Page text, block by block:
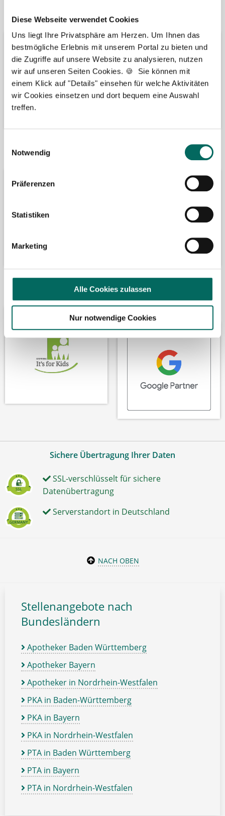
Diese Webseite verwendet Cookies
Uns liegt Ihre Privatsphäre am Herzen. Um Ihnen das
bestmögliche Erlebnis mit unserem Portal zu bieten und
die Zugriffe auf unsere Website zu analysieren, nutzen
wir auf unseren Seiten Cookies. 🍪 Sie können mit
einem Klick auf "Details" einsehen für welche Aktivitäten
wir Cookies einsetzen und dort bequem eine Auswahl
treffen.
Notwendig
Präferenzen
Statistiken
Marketing
Alle Cookies zulassen
Nur notwendige Cookies
Bäume pflanzen Kooperation mit
Wir fördern
Wir sind Google-
Partner
Sichere Übertragung Ihrer Daten
SSL-verschlüsselt für sichere
Datenübertragung
Serverstandort in Deutschland
NACH OBEN
Stellenangebote nach
Bundesländern
Apotheker Baden Württemberg
Apotheker Bayern
Apotheker in Nordrhein-Westfalen
PKA in Baden-Württemberg
PKA in Bayern
PKA in Nordrhein-Westfalen
PTA in Baden Württemberg
PTA in Bayern
PTA in Nordrhein-Westfalen